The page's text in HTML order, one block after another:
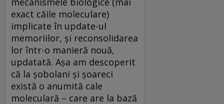
exact căile moleculare)
implicate în update-ul
memoriilor, şi reconsolidarea
lor într-o manieră nouă,
updatată. Aşa am descoperit
că la şobolani şi şoareci
există o anumită cale
moleculară – care are la bază